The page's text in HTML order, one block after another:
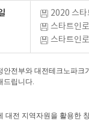
2020 스타
스타트인
스타트인
안전부와 대전테크노파크
드립니다.
대전 지역자원을 활용한